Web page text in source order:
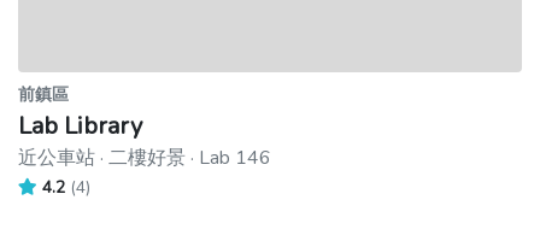
前鎮區
Lab Library
近公車站 · 二樓好景 · Lab 146
4.2 (4)